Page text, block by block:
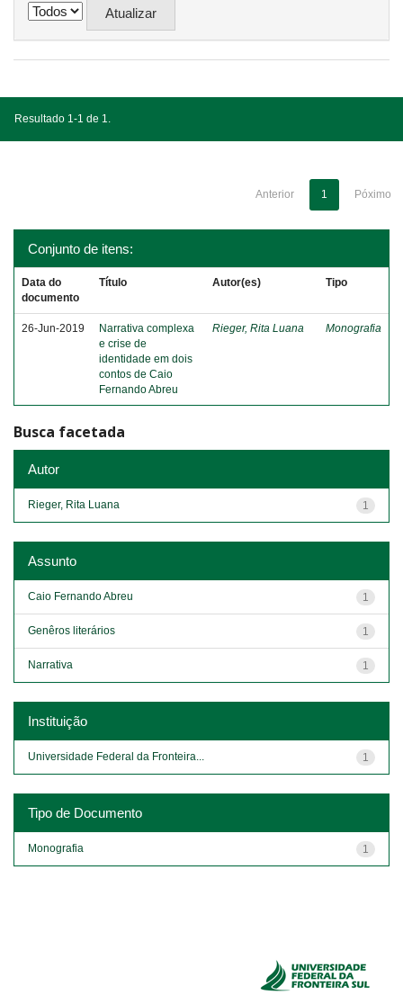
Resultado 1-1 de 1.
Anterior 1 Póximo
Conjunto de itens:
Data do
documento
Título Autor(es) Tipo
26-Jun-2019
Narrativa complexa
e crise de
identidade em dois
contos de Caio
Fernando Abreu
Rieger, Rita Luana Monografia
Busca facetada
Autor
1
Rieger, Rita Luana
Assunto
1
Caio Fernando Abreu
1
Genêros literários
1
Narrativa
Instituição
1
Universidade Federal da Fronteira...
Tipo de Documento
1
Monografia